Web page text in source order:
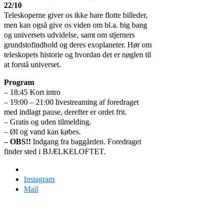
22/10
Teleskoperne giver os ikke bare flotte billeder,
men kan også give os viden om bl.a. big bang
og universets udvidelse, samt om stjerners
grundstofindhold og deres exoplaneter. Hør om
teleskopets historie og hvordan det er nøglen til
at forstå universet.
Program
– 18:45 Kort intro
– 19:00 – 21:00 livestreaming af foredraget
med indlagt pause, derefter er ordet frit.
– Gratis og uden tilmelding.
– Øl og vand kan købes.
– OBS!! Indgang fra baggården. Foredraget
finder sted i BJÆLKELOFTET.
Instagram
Mail